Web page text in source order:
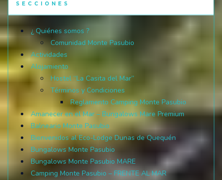
SECCIONES
¿ Quiénes somos ?
Comunidad Monte Pasubio
Actividades
Alojamiento
Hostel “La Casita del Mar”
Términos y Condiciones
Reglamento Camping Monte Pasubio
Amanecer en el Mar – Bungalows Mare Premium
Balneario Monte Pasubio
Bienvenidos al Eco-Lodge Dunas de Quequén
Bungalows Monte Pasubio
Bungalows Monte Pasubio MARE
Camping Monte Pasubio – FRENTE AL MAR